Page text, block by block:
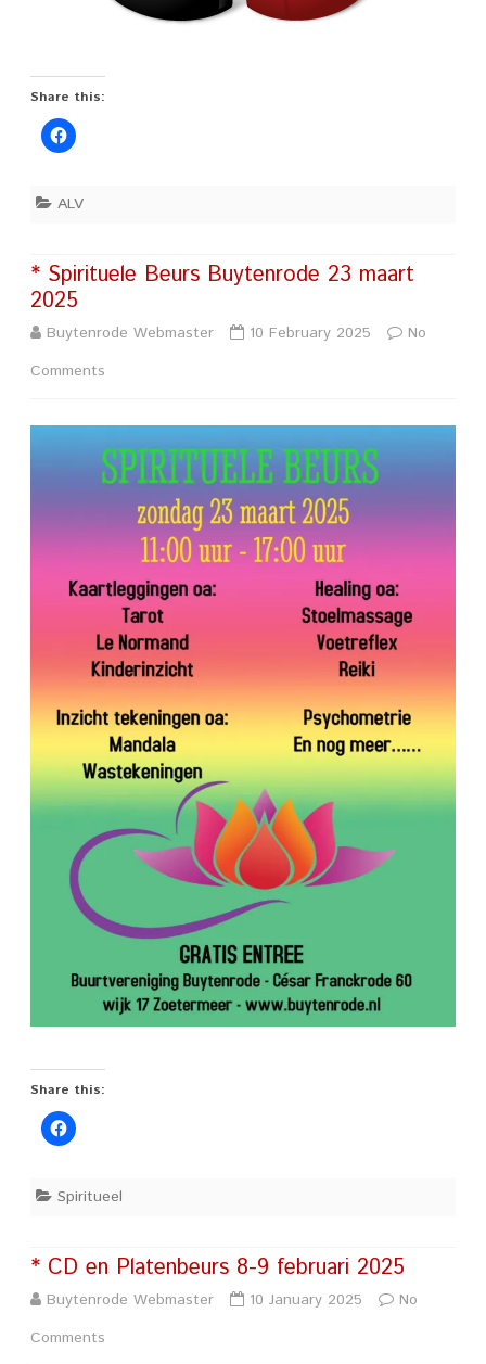
Share this:
ALV
* Spirituele Beurs Buytenrode 23 maart
2025
Buytenrode Webmaster 10 February 2025
No
Comments
Spirituele
Beurs
Buytenrode
maart
2025
Share this:
Spiritueel
* CD en Platenbeurs 8-9 februari 2025
Buytenrode Webmaster 10 January 2025
No
Comments